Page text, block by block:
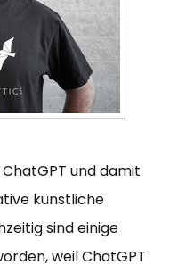
und damit
künstliche
sind einige
weil ChatGPT